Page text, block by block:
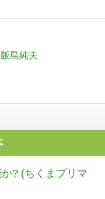
飯島純夫
か? (ちくまプリマ